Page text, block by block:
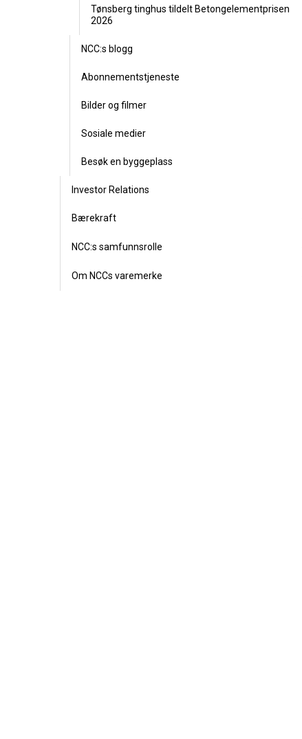
Tønsberg tinghus tildelt Betongelementprisen
2026
NCC:s blogg
Abonnementstjeneste
Bilder og filmer
Sosiale medier
Besøk en byggeplass
Investor Relations
Bærekraft
NCC:s samfunnsrolle
Om NCCs varemerke